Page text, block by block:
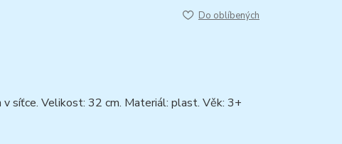
Do oblíbených
síťce. Velikost: 32 cm. Materiál: plast. Věk: 3+